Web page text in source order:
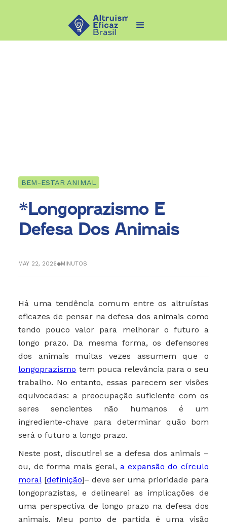
BEM-ESTAR ANIMAL
*Longoprazismo E
Defesa Dos Animais
MAY 22, 2026◆MINUTOS
Há uma tendência comum entre os altruístas
eficazes de pensar na defesa dos animais como
tendo pouco valor para melhorar o futuro a
longo prazo. Da mesma forma, os defensores
dos animais muitas vezes assumem que o
longoprazismo tem pouca relevância para o seu
trabalho. No entanto, essas parecem ser visões
equivocadas: a preocupação suficiente com os
seres sencientes não humanos é um
ingrediente-chave para determinar quão bom
será o futuro a longo prazo.
Neste post, discutirei se a defesa dos animais –
ou, de forma mais geral,a expansão do círculo
moral[definição]– deve ser uma prioridade para
longoprazistas, e delinearei as implicações de
uma perspectiva de longo prazo na defesa dos
animais. Meu ponto de partida é uma visão